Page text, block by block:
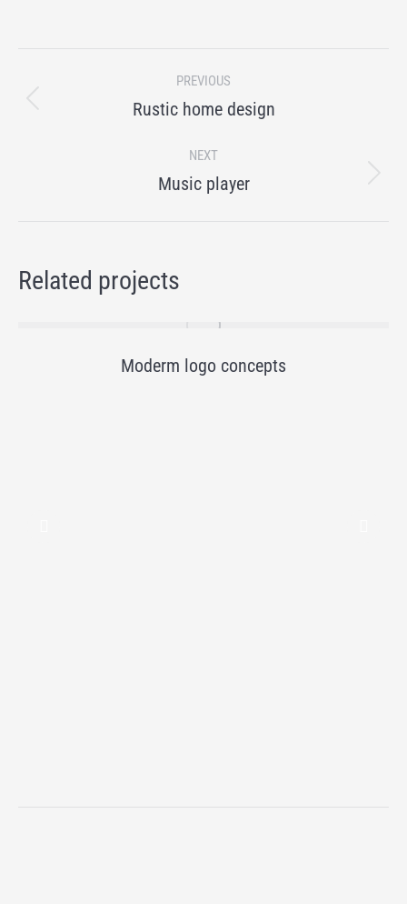
navigation
PREVIOUS
Previous
Rustic home design
NEXT
Next
project:
Music player
Related projects
Moderm logo concepts